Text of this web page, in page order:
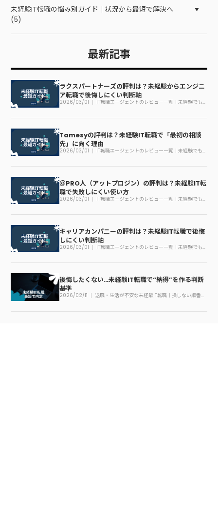
未経験IT転職の悩み別ガイド｜状況から最短で解決へ
(5)
最新記事
ラクスパートナーズの評判は？未経験からエンジニ
ア転職で後悔しにくい判断軸
2026/03/01 IT転職エージェントのレビュー一覧｜未経験でも
Tamesyの評判は？未経験IT転職で「最初の相談
先」に向く理由
2026/03/01 IT転職エージェントのレビュー一覧｜未経験でも
迷わない見方
＠PRO人（アットプロジン）の評判は？未経験IT転
職で失敗しにくい使い方
2026/03/01 IT転職エージェントのレビュー一覧｜未経験でも
キャリアカンパニーの評判は？未経験IT転職で後悔
しにくい判断軸
2026/03/01 IT転職エージェントのレビュー一覧｜未経験でも
後悔したくない…未経験IT転職で“納得”を作る判断
基準
2026/02/11 退職・生活が不安な未経験IT転職｜損しない順番の
作り方